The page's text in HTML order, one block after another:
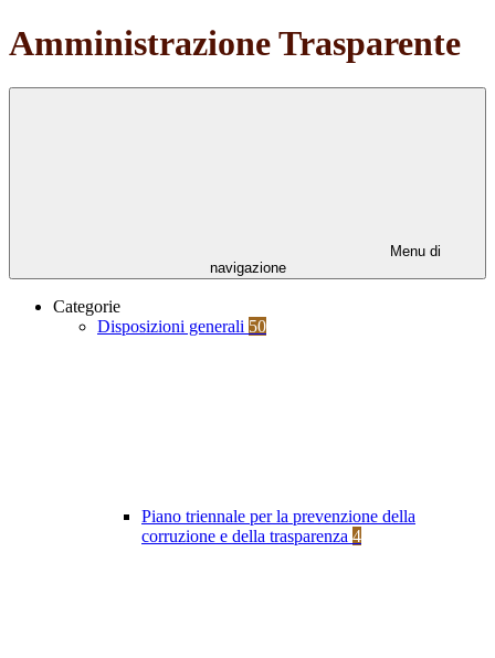
Amministrazione Trasparente
Menu di
navigazione
Categorie
Disposizioni generali 50
Piano triennale per la prevenzione della
corruzione e della trasparenza 4